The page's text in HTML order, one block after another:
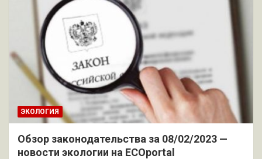
ЭКОЛОГИЯ
Обзор законодательства за 08/02/2023 —
новости экологии на ECOportal